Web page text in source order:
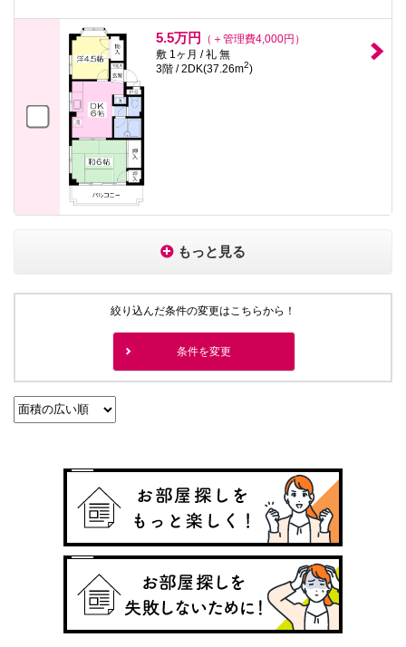
5.5万円
（＋管理費4,000円）
敷 1ヶ月 / 礼 無
3階 / 2DK(37.26m2)
もっと見る
絞り込んだ条件の変更はこちらから！
条件を変更